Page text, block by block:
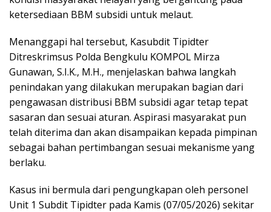
ketersediaan BBM subsidi untuk melaut.
Menanggapi hal tersebut, Kasubdit Tipidter
Ditreskrimsus Polda Bengkulu KOMPOL Mirza
Gunawan, S.I.K., M.H., menjelaskan bahwa langkah
penindakan yang dilakukan merupakan bagian dari
pengawasan distribusi BBM subsidi agar tetap tepat
sasaran dan sesuai aturan. Aspirasi masyarakat pun
telah diterima dan akan disampaikan kepada pimpinan
sebagai bahan pertimbangan sesuai mekanisme yang
berlaku.
Kasus ini bermula dari pengungkapan oleh personel
Unit 1 Subdit Tipidter pada Kamis (07/05/2026) sekitar